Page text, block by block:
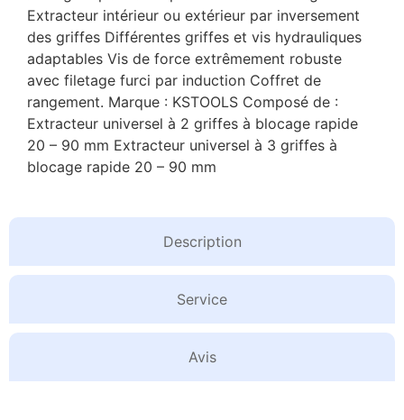
Description
Service
Avis
Extracteur intérieur ou extérieur par inversement
des griffes Différentes griffes et vis hydrauliques
adaptables Vis de force extrêmement robuste
avec filetage furci par induction Coffret de
rangement. Marque : KSTOOLS Composé de :
Extracteur universel à 2 griffes à blocage rapide
20 – 90 mm Extracteur universel à 3 griffes à
blocage rapide 20 – 90 mm